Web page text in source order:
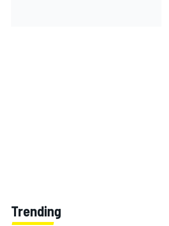
Trending